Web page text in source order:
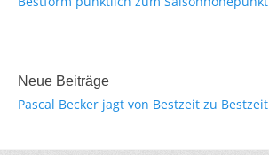
Neue Beiträge
Pascal Becker jagt von Bestzeit zu Bestzeit